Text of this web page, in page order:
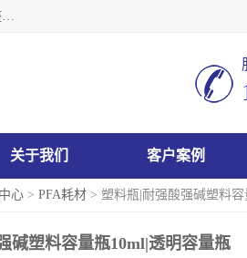
南京瑞尼克科技开发有限公司位于六朝古都南京，是一家集生产，研发，销售为一体的现代化企业，公司拥有技术研发团队，整洁明亮的厂房及的技术仪器设备，技术力量雄厚。公司长久以来一直坚持以生产研发国内完mei的痕量分析器皿为目标，客户满意的实验需求是我们永远的追求。长久以来与客户建立了良好的合作关系，在同行业中建立了自己的信誉与品牌。公司将一如既往的奋进不息，为客户带来为舒心的服务！
关于我们 客户案例
心 > PFA耗材 > 塑料瓶|耐强酸强碱塑料
碱塑料容量瓶10ml|透明容量瓶